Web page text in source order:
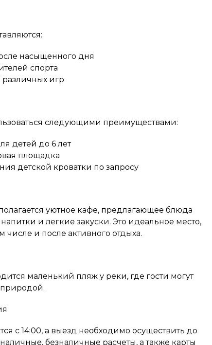
насыщенного дня
спорта
игр
следующими преимуществами:
детей до 6 лет
площадка
детской кроватки по запросу
уютное кафе, предлагающее блюда
и легкие закуски. Это идеальное место,
числе и после активного отдыха.
маленький пляж у реки, где гости могут
природой.
с 14:00, а выезд необходимо осуществить до
безналичные расчеты, а также карты